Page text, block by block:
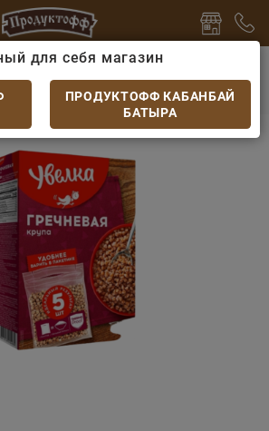
Крупа гречневая 5
5 пакетиков по 80гр
для себя магазин
ПРОДУКТОФФ КАБАНБАЙ
БАТЫРА